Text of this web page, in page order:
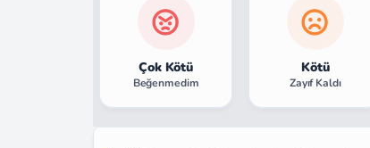
Çok Kötü
Beğenmedim
Kötü
Zayıf Kaldı